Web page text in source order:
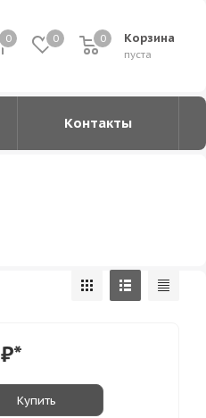
0 0 Корзина
0
пуста
0
Контакты
₽*
Купить